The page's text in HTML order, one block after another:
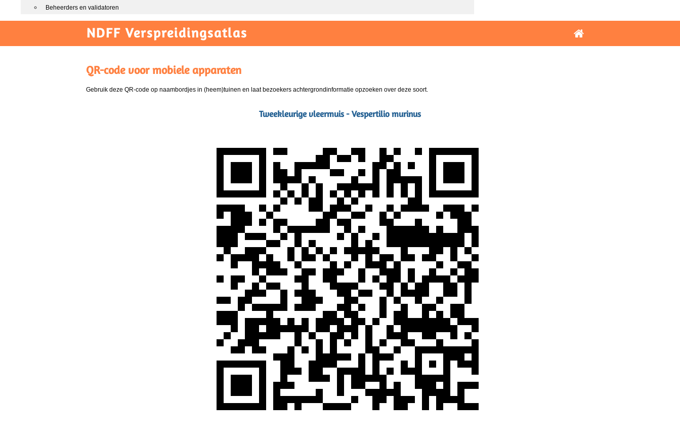
Beheerders en validatoren
NDFF Verspreidingsatlas
QR-code voor mobiele apparaten
Gebruik deze QR-code op naambordjes in (heem)tuinen en laat bezoekers achtergrondinformatie opzoeken over deze soort.
Tweekleurige vleermuis - Vespertilio murinus